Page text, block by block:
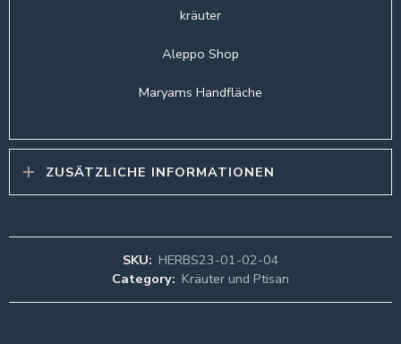
kräuter
Aleppo Shop
Maryams Handfläche
ZUSÄTZLICHE INFORMATIONEN
SKU: HERBS23-01-02-04
Category: Kräuter und Ptisan